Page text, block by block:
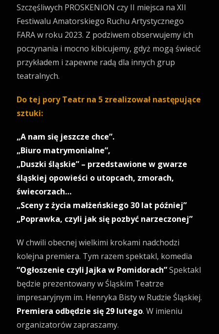
Szczęśliwych PROSKENION czy II miejsca na XII
Festiwalu Amatorskiego Ruchu Artystycznego
FARA w roku 2023. Z podziwem obserwujemy ich
poczynania i mocno kibicujemy, gdyż mogą świecić
przykładem i zapewne radą dla innych grup
teatralnych.
Do tej pory Teatr na 5 zrealizował następujące
sztuki:
„A nam się jeszcze chce”.
„Biuro matrymonialne”,
„Duszki śląskie” – przedstawione w gwarze
śląskiej opowieści o utopcach, zmorach,
świecorzach…
„Sceny z życia małżeńskiego 30 lat później”
„Poprawka, czyli jak się pozbyć narzeczonej”
W chwili obecnej wielkimi krokami nadchodzi
kolejna premiera. Tym razem spektakl, komedia
“Ogłoszenie czyli Jajka w Pomidorach”Spektakl
będzie prezentowany w Śląskim Teatrze
impresaryjnym im. Henryka Bisty w Rudzie Śląskiej.
Premiera odbędzie się 29 lutego. W imieniu
organizatorów zapraszamy.